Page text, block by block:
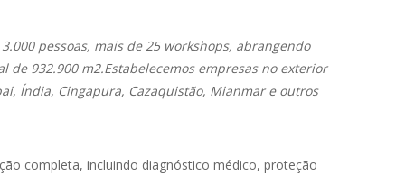
pessoas, mais de 25 workshops, abrangendo
de 932.900 m2.Estabelecemos empresas no exterior
Índia, Cingapura, Cazaquistão, Mianmar e outros
completa, incluindo diagnóstico médico, proteção